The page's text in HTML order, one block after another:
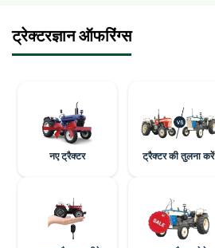
ट्रेक्टरज्ञान ऑफरिंग्स
नए ट्रैक्टर ट्रैक्टर की तुलना करें